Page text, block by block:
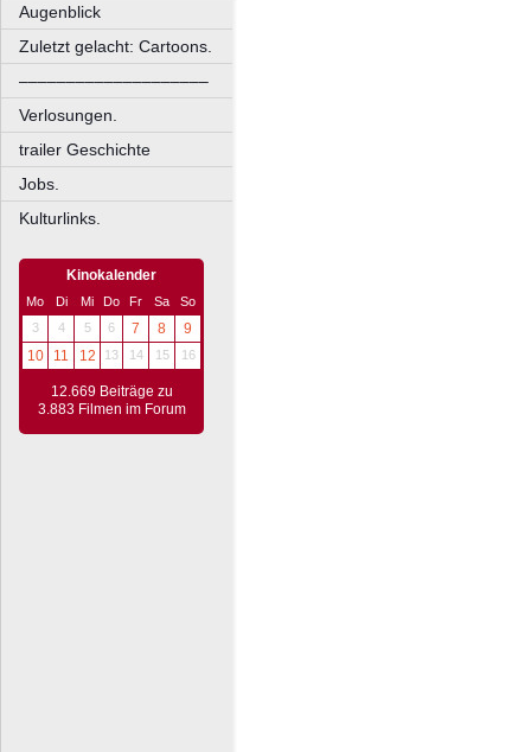
Augenblick
Zuletzt gelacht: Cartoons.
––––––––––––––––––––
Verlosungen.
trailer Geschichte
Jobs.
Kulturlinks.
Kinokalender
Mo Di Mi Do Fr Sa
So
3
4 5 6 7 8
9
10
11 12 13 14 15 16
12.669 Beiträge zu
3.883 Filmen im Forum